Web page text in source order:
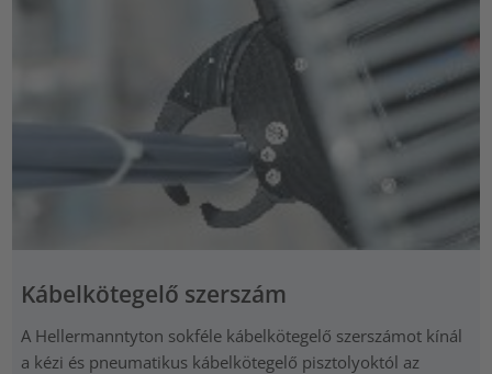
Kábelkötegelő szerszám
A Hellermanntyton sokféle kábelkötegelő szerszámot kínál
a kézi és pneumatikus kábelkötegelő pisztolyoktól az